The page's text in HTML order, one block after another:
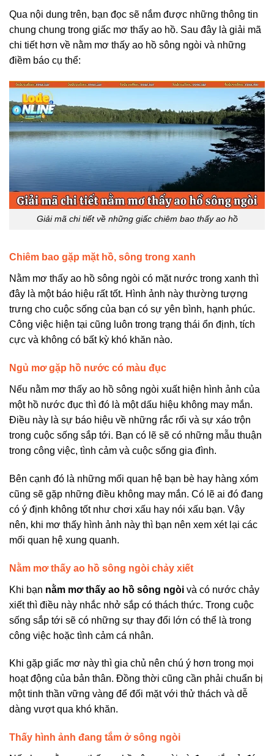
Qua nội dung trên, bạn đọc sẽ nắm được những thông tin
chung chung trong giấc mơ thấy ao hồ. Sau đây là giải mã
chi tiết hơn về nằm mơ thấy ao hồ sông ngòi và những
điềm báo cụ thể:
Giải mã chi tiết về những giấc chiêm bao thấy ao hồ
Chiêm bao gặp mặt hồ, sông trong xanh
Nằm mơ thấy ao hồ sông ngòi có mặt nước trong xanh thì
đây là một báo hiệu rất tốt. Hình ảnh này thường tượng
trưng cho cuộc sống của bạn có sự yên bình, hạnh phúc.
Công việc hiện tại cũng luôn trong trạng thái ổn định, tích
cực và không có bất kỳ khó khăn nào.
Ngủ mơ gặp hồ nước có màu đục
Nếu nằm mơ thấy ao hồ sông ngòi xuất hiện hình ảnh của
một hồ nước đục thì đó là một dấu hiệu không may mắn.
Điều này là sự báo hiệu về những rắc rối và sự xáo trộn
trong cuộc sống sắp tới. Bạn có lẽ sẽ có những mẫu thuận
trong công việc, tình cảm và cuộc sống gia đình.
Bên cạnh đó là những mối quan hệ bạn bè hay hàng xóm
cũng sẽ gặp những điều không may mắn. Có lẽ ai đó đang
có ý định không tốt như chơi xấu hay nói xấu bạn. Vậy
nên, khi mơ thấy hình ảnh này thì bạn nên xem xét lại các
mối quan hệ xung quanh.
Nằm mơ thấy ao hồ sông ngòi chảy xiết
Khi bạn nằm mơ thấy ao hồ sông ngòi và có nước chảy
xiết thì điều này nhắc nhở sắp có thách thức. Trong cuộc
sống sắp tới sẽ có những sự thay đổi lớn có thể là trong
công việc hoặc tình cảm cá nhân.
Khi gặp giấc mơ này thì gia chủ nên chú ý hơn trong mọi
hoạt động của bản thân. Đồng thời cũng cần phải chuẩn bị
một tinh thần vững vàng để đối mặt với thử thách và dễ
dàng vượt qua khó khăn.
Thấy hình ảnh đang tắm ở sông ngòi